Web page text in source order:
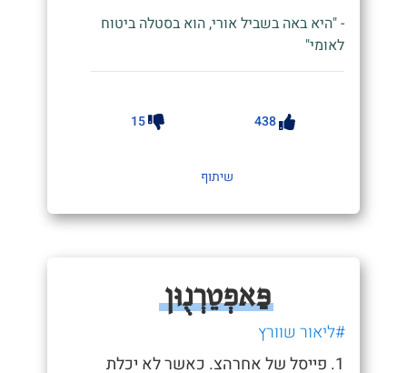
- "היא באה בשביל אורי, הוא בסטלה ביטוח
לאומי"
438
15
שיתוף
פַּאפְטֵרְנֻוּן
#ליאור שוורץ
1. פייסל של אחרהצ. כאשר לא יכלת